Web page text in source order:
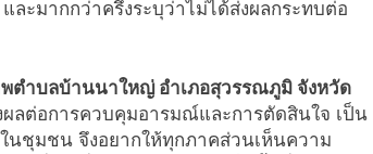
ละมากกว่าครึ่งระบุว่าไม่ได้ส่งผลกระทบต่อ
ตำบลบ้านนาใหญ่ อำเภอสุวรรณภูมิ จังหวัด
ลต่อการควบคุมอารมณ์และการตัดสินใจ เป็น
นชุมชน จึงอยากให้ทุกภาคส่วนเห็นความ